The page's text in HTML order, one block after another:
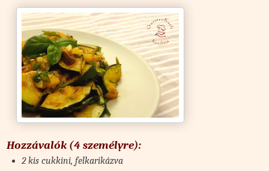
Hozzávalók (4 személyre):
2 kis cukkini, felkarikázva